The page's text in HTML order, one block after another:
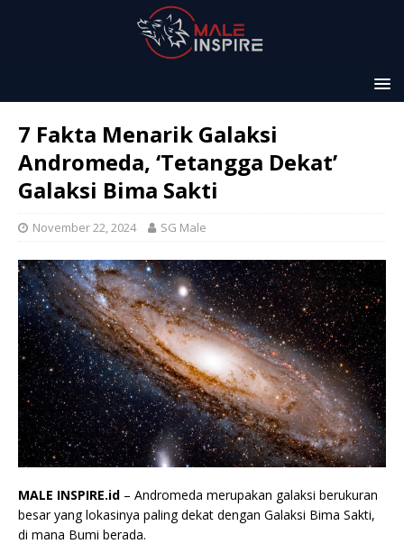
7 Fakta Menarik Galaksi
Andromeda, ‘Tetangga Dekat’
Galaksi Bima Sakti
November 22, 2024 SG Male
MALE INSPIRE.id – Andromeda merupakan galaksi berukuran
besar yang lokasinya paling dekat dengan Galaksi Bima Sakti,
di mana Bumi berada.